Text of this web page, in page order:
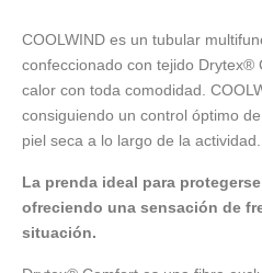
COOLWIND es un tubular
confeccionado con tejido Drytex®
calor con toda comodidad.
consiguiendo un control óptimo
piel seca a lo largo de la actividad.
La prenda ideal para
ofreciendo una sensación de
situación.